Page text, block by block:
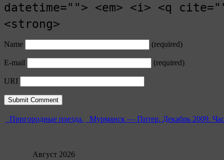
datetime=""> <em> <i> <q
<strong>
Name (required)
E-mail (required)
URI
Пригородные поезда. Мурманск — Питер. Декабрь 2009.
Август 2026